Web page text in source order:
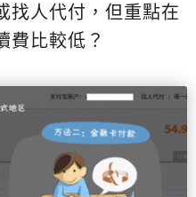
找人代付，但重點在
費比較低？